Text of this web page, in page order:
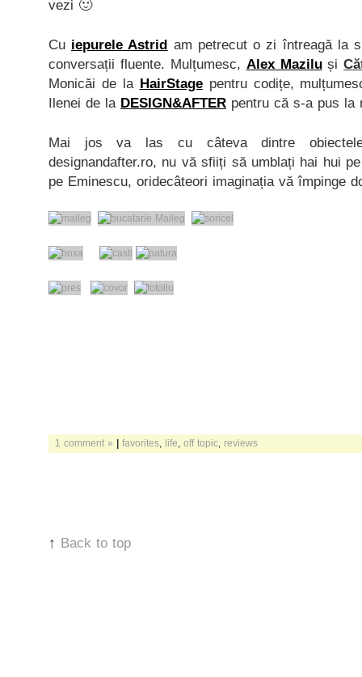
vezi 🙂
Cu iepurele Astrid am petrecut o zi întreagă la
conversații fluente. Mulțumesc, Alex Maziluși
Monicăi de la HairStagepentru codițe,
Ilenei de la DESIGN&AFTER pentru că s-a pus la
Mai jos va las cu câteva dintre
designandafter.ro, nu vă sfiiți să umblați hai hui
pe Eminescu, oridecâteori imaginația vă împinge
1 comment » | favorites life off topic reviews
↑ Back to top